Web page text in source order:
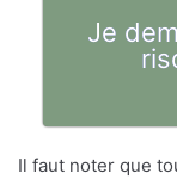
Je
Il faut noter que